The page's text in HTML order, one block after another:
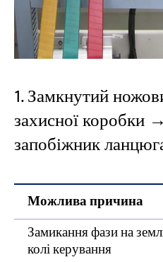
1. Замкнутий
захисної коробки
запобіжник
Можлива причина
Замикання фази на
колі керування